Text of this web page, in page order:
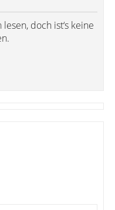
doch ist‘s keine